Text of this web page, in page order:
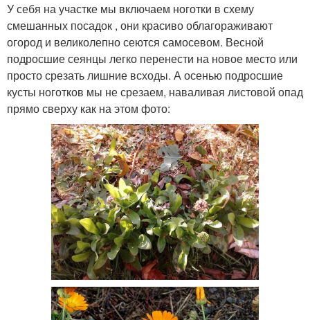
У себя на участке мы включаем ноготки в схему
смешанных посадок , они красиво облагораживают
огород и великолепно сеются самосевом. Весной
подросшие сеянцы легко перенести на новое место или
просто срезать лишние всходы. А осенью подросшие
кусты ноготков мы не срезаем, наваливая листовой опад
прямо сверху как на этом фото: